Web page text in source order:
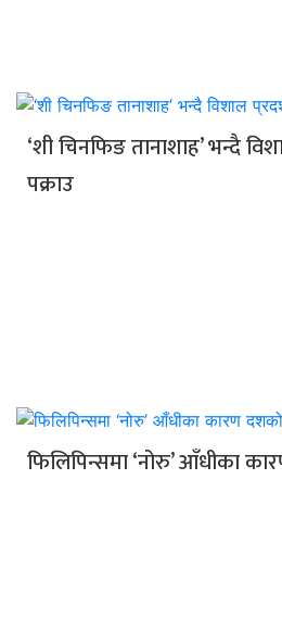
‘शी चिनफिङ तानाशाह’ भन्दै
पक्राउ
फिलिपिन्समा ‘नोरु’ आँधीका